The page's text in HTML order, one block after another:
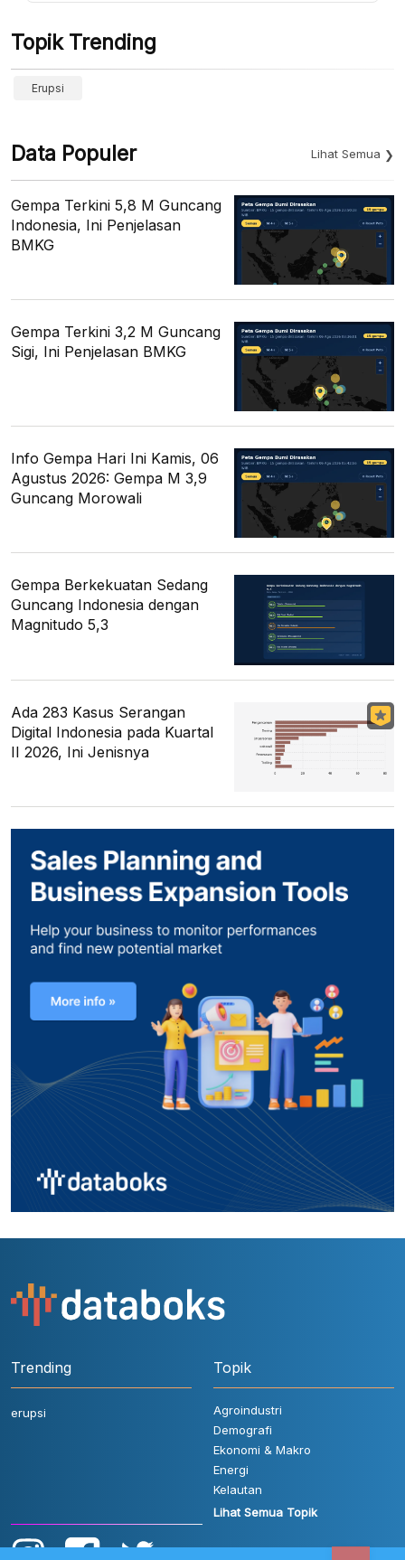
Topik Trending
Erupsi
Data Populer Lihat Semua
Gempa Terkini 5,8 M Guncang
Indonesia, Ini Penjelasan
BMKG
Gempa Terkini 3,2 M Guncang
Sigi, Ini Penjelasan BMKG
Info Gempa Hari Ini Kamis, 06
Agustus 2026: Gempa M 3,9
Guncang Morowali
Gempa Berkekuatan Sedang
Guncang Indonesia dengan
Magnitudo 5,3
Ada 283 Kasus Serangan
Digital Indonesia pada Kuartal
II 2026, Ini Jenisnya
Trending
erupsi
Topik
Agroindustri
Demografi
Ekonomi & Makro
Energi
Kelautan
Lihat Semua Topik